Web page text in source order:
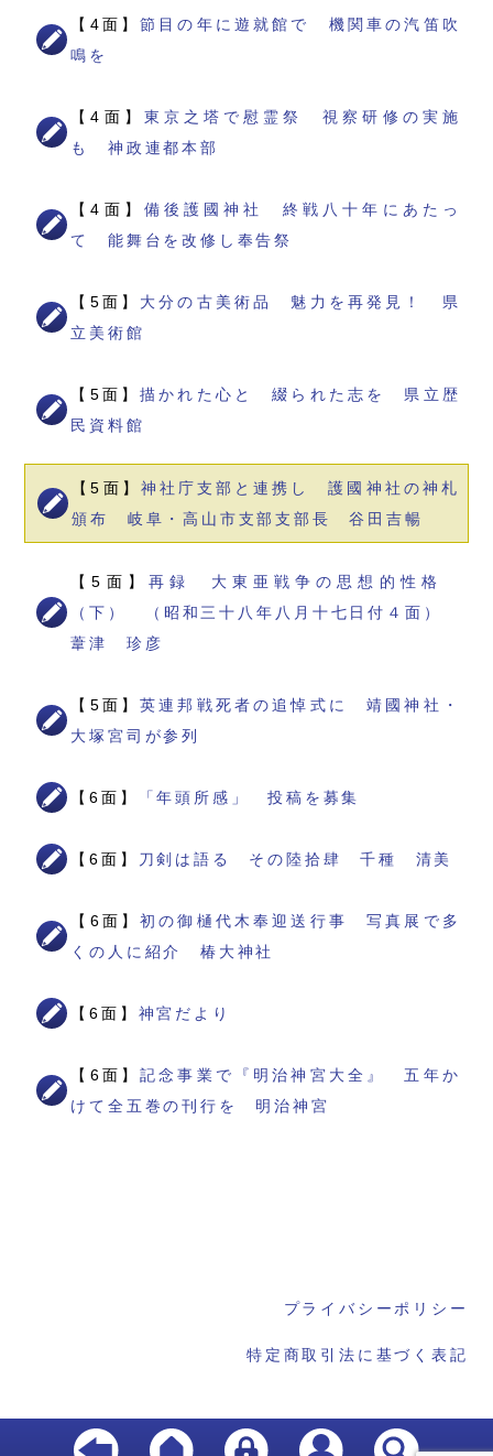
【4面】節目の年に遊就館で 機関車の汽笛吹
鳴を
【4面】 東京之塔で慰霊祭 視察研修の実施
も 神政連都本部
【4面】 備後護國神社 終戦八十年にあたっ
て 能舞台を改修し奉告祭
【5面】 大分の古美術品 魅力を再発見！ 県
立美術館
【5面】描かれた心と 綴られた志を 県立歴
民資料館
【5面】 神社庁支部と連携し 護國神社の神札
頒布 岐阜・高山市支部支部長 谷田吉暢
【5面】 再録 大東亜戦争の思想的性格
（下） （昭和三十八年八月十七日付４面）
葦津 珍彦
【5面】英連邦戦死者の追悼式に 靖國神社・
大塚宮司が参列
【6面】 「年頭所感」 投稿を募集
【6面】 刀剣は語る その陸拾肆 千種 清美
【6面】初の御樋代木奉迎送行事 写真展で多
くの人に紹介 椿大神社
【6面】 神宮だより
【6面】記念事業で『明治神宮大全』 五年か
けて全五巻の刊行を 明治神宮
プライバシーポリシー
特定商取引法に基づく表記